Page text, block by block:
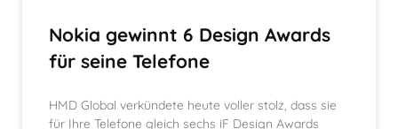
Nokia gewinnt 6 Design Awards
für seine Telefone
HMD Global verkündete heute voller stolz, dass sie
für Ihre Telefone gleich sechs iF Design Awards